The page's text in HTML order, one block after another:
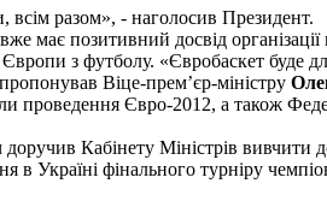
всім разом», - наголосив Президент.
має позитивний досвід
з футболу. «Євробаскет буде
Віце-прем’єр-міністру
проведення Євро-2012, а також
Кабінету Міністрів вивчити
в Україні фінального турніру